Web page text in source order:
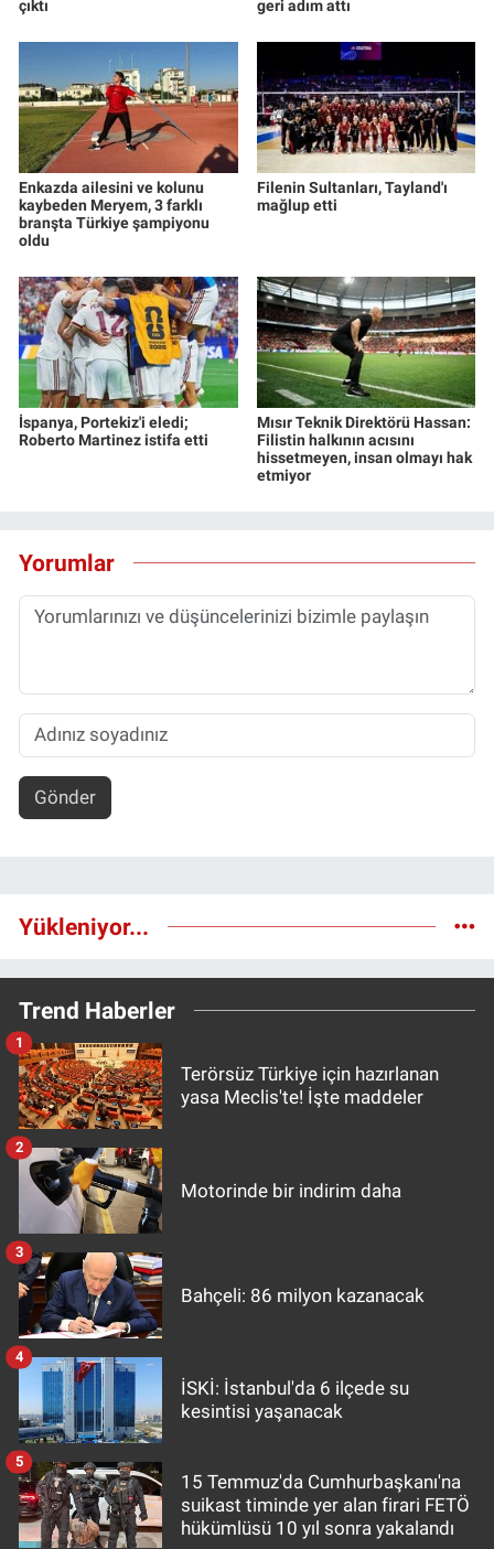
çıktı geri adım attı
Enkazda ailesini ve kolunu
kaybeden Meryem, 3 farklı
branşta Türkiye şampiyonu
oldu
Filenin Sultanları, Tayland'ı
mağlup etti
İspanya, Portekiz'i eledi;
Roberto Martinez istifa etti
Mısır Teknik Direktörü Hassan:
Filistin halkının acısını
hissetmeyen, insan olmayı hak
etmiyor
Yorumlar
Gönder
Yükleniyor...
Trend Haberler
Terörsüz Türkiye için hazırlanan
yasa Meclis'te! İşte maddeler
1
Motorinde bir indirim daha
2
Bahçeli: 86 milyon kazanacak
3
İSKİ: İstanbul'da 6 ilçede su
kesintisi yaşanacak
4
15 Temmuz'da Cumhurbaşkanı'na
suikast timinde yer alan firari FETÖ
hükümlüsü 10 yıl sonra yakalandı
5